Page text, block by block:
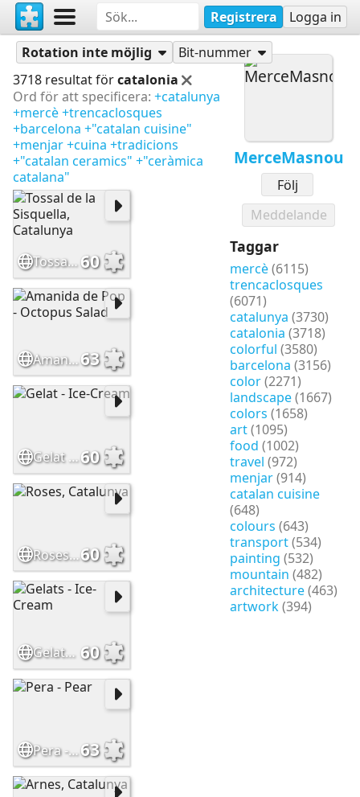
Registrera Logga in
MerceMasnou
Följ
Meddelande
Taggar
mercè(6115)
trencaclosques
(6071)
catalunya (3730)
catalonia (3718)
colorful (3580)
barcelona (3156)
color(2271)
landscape(1667)
colors (1658)
art(1095)
food (1002)
travel (972)
menjar(914)
catalan cuisine
(648)
colours (643)
transport(534)
painting (532)
mountain (482)
architecture(463)
artwork(394)
MerceMasnou
Pussel
Rotation inte möjlig
Bit-nummer
3718 resultat förcatalonia
Ord för att specificera: +catalunya
+mercè+trencaclosques
+barcelona +"catalan cuisine"
+menjar+cuina +tradicions
+"catalan ceramics" +"ceràmica
catalana"
Tossal de la Sisquella, Catalunya60
Amanida de Pop - Octopus Salad63
Gelat - Ice-Cream60
Roses, Catalunya60
Gelats - Ice-Cream 60
Pera - Pear63